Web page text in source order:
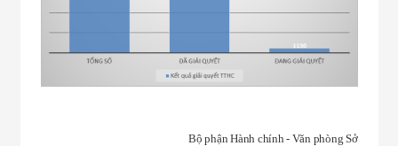
Bộ phận Hành chính - Văn phòng Sở